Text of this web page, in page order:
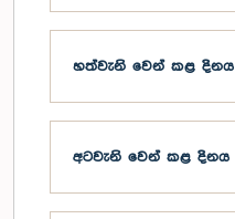
හත්වැනි වෙන් කළ දිනය
අටවැනි වෙන් කළ දිනය